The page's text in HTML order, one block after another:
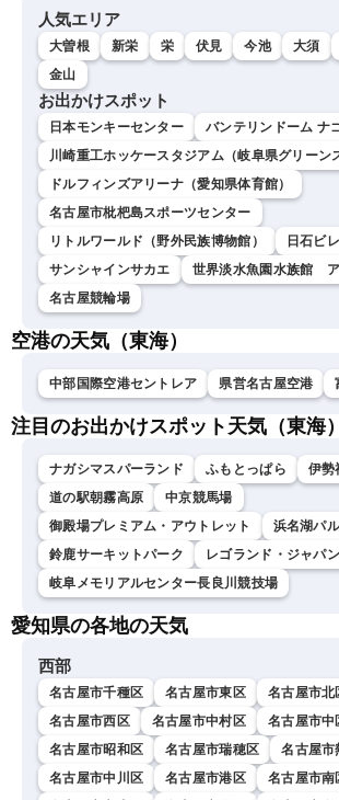
人気エリア
大曽根 新栄 栄 伏見 今池 大須
金山
お出かけスポット
日本モンキーセンター
バンテリンドーム ナ
川崎重工ホッケースタジアム（岐阜県グリーン
ドルフィンズアリーナ（愛知県体育館）
名古屋市枇杷島スポーツセンター
リトルワールド（野外民族博物館）
日石ビ
サンシャインサカエ
世界淡水魚園水族館
名古屋競輪場
空港の天気（東海）
中部国際空港セントレア 県営名古屋空港
注目のお出かけスポット天気（東海）
ナガシマスパーランド ふもとっぱら
伊勢
道の駅朝霧高原
中京競馬場
御殿場プレミアム・アウトレット
浜名湖パ
鈴鹿サーキットパーク
レゴランド・ジャパン
岐阜メモリアルセンター長良川競技場
愛知県の各地の天気
西部
名古屋市千種区 名古屋市東区
名古屋市北
名古屋市西区
名古屋市中村区
名古屋市中
名古屋市昭和区
名古屋市瑞穂区
名古屋市
名古屋市中川区
名古屋市港区
名古屋市南